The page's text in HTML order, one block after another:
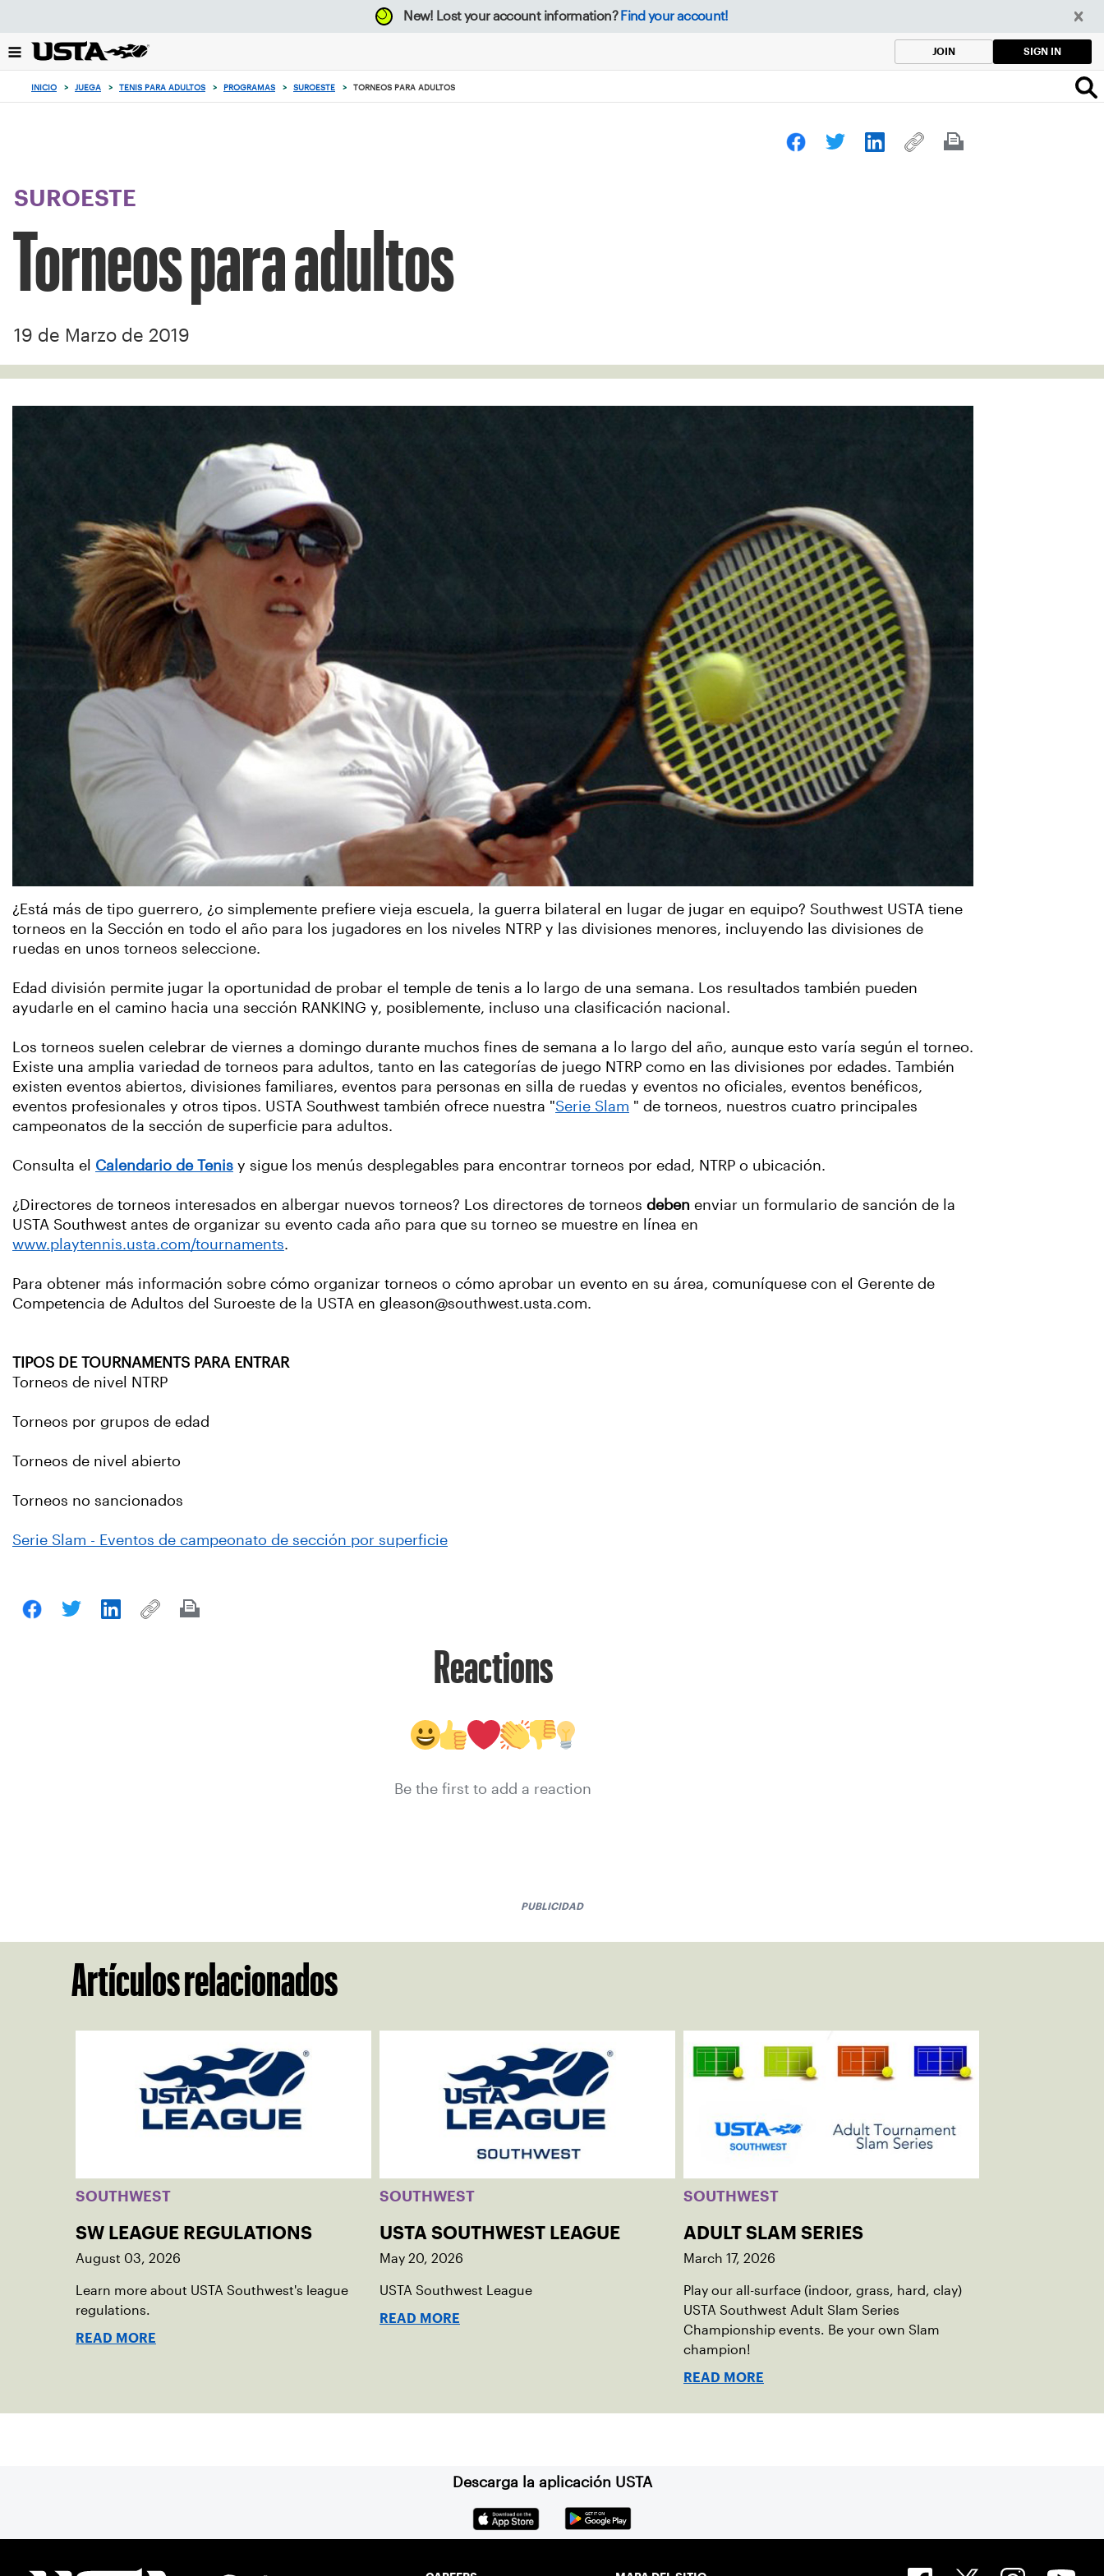
el
botón
New! Lost your account information? Find your account!
JOIN SIGN IN
INICIO > JUEGA > TENIS PARA ADULTOS > PROGRAMAS > SUROESTE > TORNEOS PARA ADULTOS
SUROESTE
Torneos para adultos
19 de Marzo de 2019
¿Está más de tipo guerrero, ¿o simplemente prefiere vieja escuela, la guerra bilateral en lugar de jugar en equipo? Southwest USTA tiene
torneos en la Sección en todo el año para los jugadores en los niveles NTRP y las divisiones menores, incluyendo las divisiones de
ruedas en unos torneos seleccione.
Edad división permite jugar la oportunidad de probar el temple de tenis a lo largo de una semana. Los resultados también pueden
ayudarle en el camino hacia una sección RANKING y, posiblemente, incluso una clasificación nacional.
Los torneos suelen celebrar de viernes a domingo durante muchos fines de semana a lo largo del año, aunque esto varía según el torneo.
Existe una amplia variedad de torneos para adultos, tanto en las categorías de juego NTRP como en las divisiones por edades. También
existen eventos abiertos, divisiones familiares, eventos para personas en silla de ruedas y eventos no oficiales, eventos benéficos,
eventos profesionales y otros tipos. USTA Southwest también ofrece nuestra "Serie Slam " de torneos, nuestros cuatro principales
campeonatos de la sección de superficie para adultos.
Consulta el Calendario de Tenis y sigue los menús desplegables para encontrar torneos por edad, NTRP o ubicación.
¿Directores de torneos interesados en albergar nuevos torneos? Los directores de torneos deben enviar un formulario de sanción de la
USTA Southwest antes de organizar su evento cada año para que su torneo se muestre en línea en
www.playtennis.usta.com/tournaments.
Para obtener más información sobre cómo organizar torneos o cómo aprobar un evento en su área, comuníquese con el Gerente de
Competencia de Adultos del Suroeste de la USTA en gleason@southwest.usta.com.
TIPOS DE TOURNAMENTS PARA ENTRAR
Torneos de nivel NTRP
Torneos por grupos de edad
Torneos de nivel abierto
Torneos no sancionados
Serie Slam - Eventos de campeonato de sección por superficie
Reactions
Be the first to add a reaction
PUBLICIDAD
Artículos relacionados
SOUTHWEST
SW LEAGUE REGULATIONS
August 03, 2026
Learn more about USTA Southwest's league
regulations.
READ MORE
SOUTHWEST
USTA SOUTHWEST LEAGUE
May 20, 2026
USTA Southwest League
READ MORE
SOUTHWEST
ADULT SLAM SERIES
March 17, 2026
Play our all-surface (indoor, grass, hard, clay)
USTA Southwest Adult Slam Series
Championship events. Be your own Slam
champion!
READ MORE
Descarga la aplicación USTA